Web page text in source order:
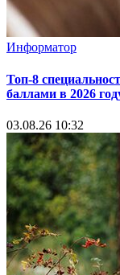
Информатор
Топ-8
баллами в 2026
03.08.26 10:32